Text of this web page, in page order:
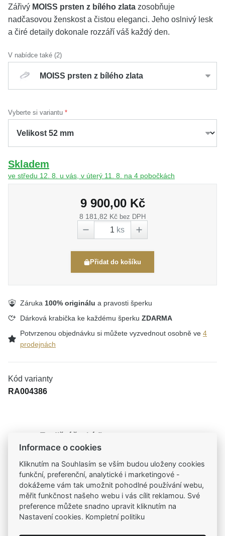
Zářivý MOISS prsten z bílého zlata zosobňuje
nadčasovou ženskost a čistou eleganci. Jeho oslnivý lesk
a čiré detaily dokonale rozzáří váš každý den.
V nabídce také (2)
MOISS prsten z bílého zlata
Vyberte si variantu
Skladem
ve středu 12. 8. u vás, v úterý 11. 8. na 4 pobočkách
9 900,00 Kč
8 181,82 Kč bez DPH
ks
Přidat do košíku
Záruka 100% originálu a pravosti šperku
Dárková krabička ke každému šperku ZDARMA
Potvrzenou objednávku si můžete vyzvednout osobně ve 4
prodejnách
Kód varianty
RA004386
Tradiční česká firma
Už od roku 2001 jsme součástí vašich příběhů
Široký výběr produktů
Na našem e-shopu máte výběr z tisíců šperků
Garance vysoké kvality
Informace o cookies
Kliknutím na Souhlasím se vším budou uloženy cookies
funkční, preferenční, analytické i marketingové -
dokážeme vám tak umožnit pohodlné používání webu,
měřit funkčnost našeho webu i vás cílit reklamou. Své
preference můžete snadno upravit kliknutím na
Nastavení cookies. Kompletní politiku